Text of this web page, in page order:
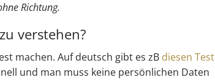
Richtung.
verstehen?
machen. Auf deutsch gibt es zB diesen Test
und man muss keine persönlichen Daten